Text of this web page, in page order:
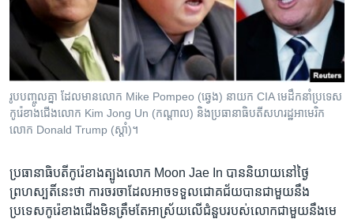
រំលង​
ចូល​
ទៅ​
កាន់​
ទំព័រ​
Khmer English
បណ្តាញ​សង្គម
ភាសា
រូបបញ្ចូល​គ្នា​ ដែល​មាន​លោក​ Mike Pompeo (ឆ្វេង) នាយក CIA មេដឹកនាំ​ប្រទេស​
កូរ៉េ​ខាងជើង​លោក Kim Jong Un (កណ្តាល) និង​ប្រធានាធិបតី​សហរដ្ឋ​អាមេរិក​
លោក Donald Trump (ស្តាំ)។
ប្រធានាធិបតី​កូរ៉េ​ខាង​ត្បូង​លោក Moon Jae In បាន​និយាយ​នៅ​ថ្ងៃ​
ព្រហស្បតិ៍​នេះ​ថា ការ​ចរចា​ដែល​អាច​ទទួល​ជោគជ័យ​បាន​ជាមួយ​នឹង​
ប្រទេស​កូរ៉េ​ខាង​ជើង​មិន​ត្រឹមតែ​អាស្រ័យ​លើ​ជំនួប​របស់​លោក​ជាមួយ​នឹង​មេ